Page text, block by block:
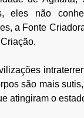
eles não
a Fonte
são mais
atingiram o